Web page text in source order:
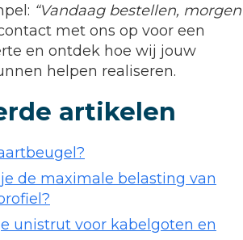
“Vandaag bestellen, morgen
met ons op voor een
en ontdek hoe wij jouw
helpen realiseren.
artikelen
de maximale belasting van
unistrut voor kabelgoten en